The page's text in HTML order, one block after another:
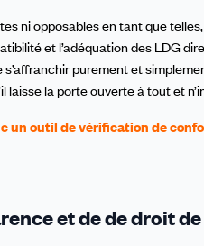
ni opposables en tant que
et l’adéquation des LDG
purement et
laisse la porte ouverte à tout et
un outil de vérification de
et de de droit